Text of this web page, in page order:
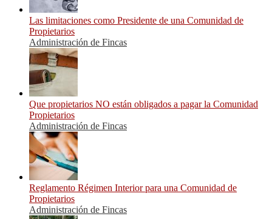
Las limitaciones como Presidente de una Comunidad de
Propietarios
Administración de Fincas
Que propietarios NO están obligados a pagar la Comunidad
Propietarios
Administración de Fincas
Reglamento Régimen Interior para una Comunidad de
Propietarios
Administración de Fincas